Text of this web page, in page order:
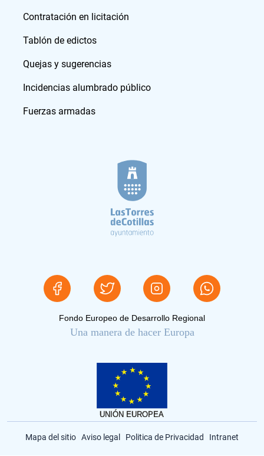
Contratación en licitación
Tablón de edictos
Quejas y sugerencias
Incidencias alumbrado público
Fuerzas armadas
Fondo Europeo de Desarrollo Regional
Una manera de hacer Europa
Mapa del sitio Aviso legal Politica de Privacidad Intranet